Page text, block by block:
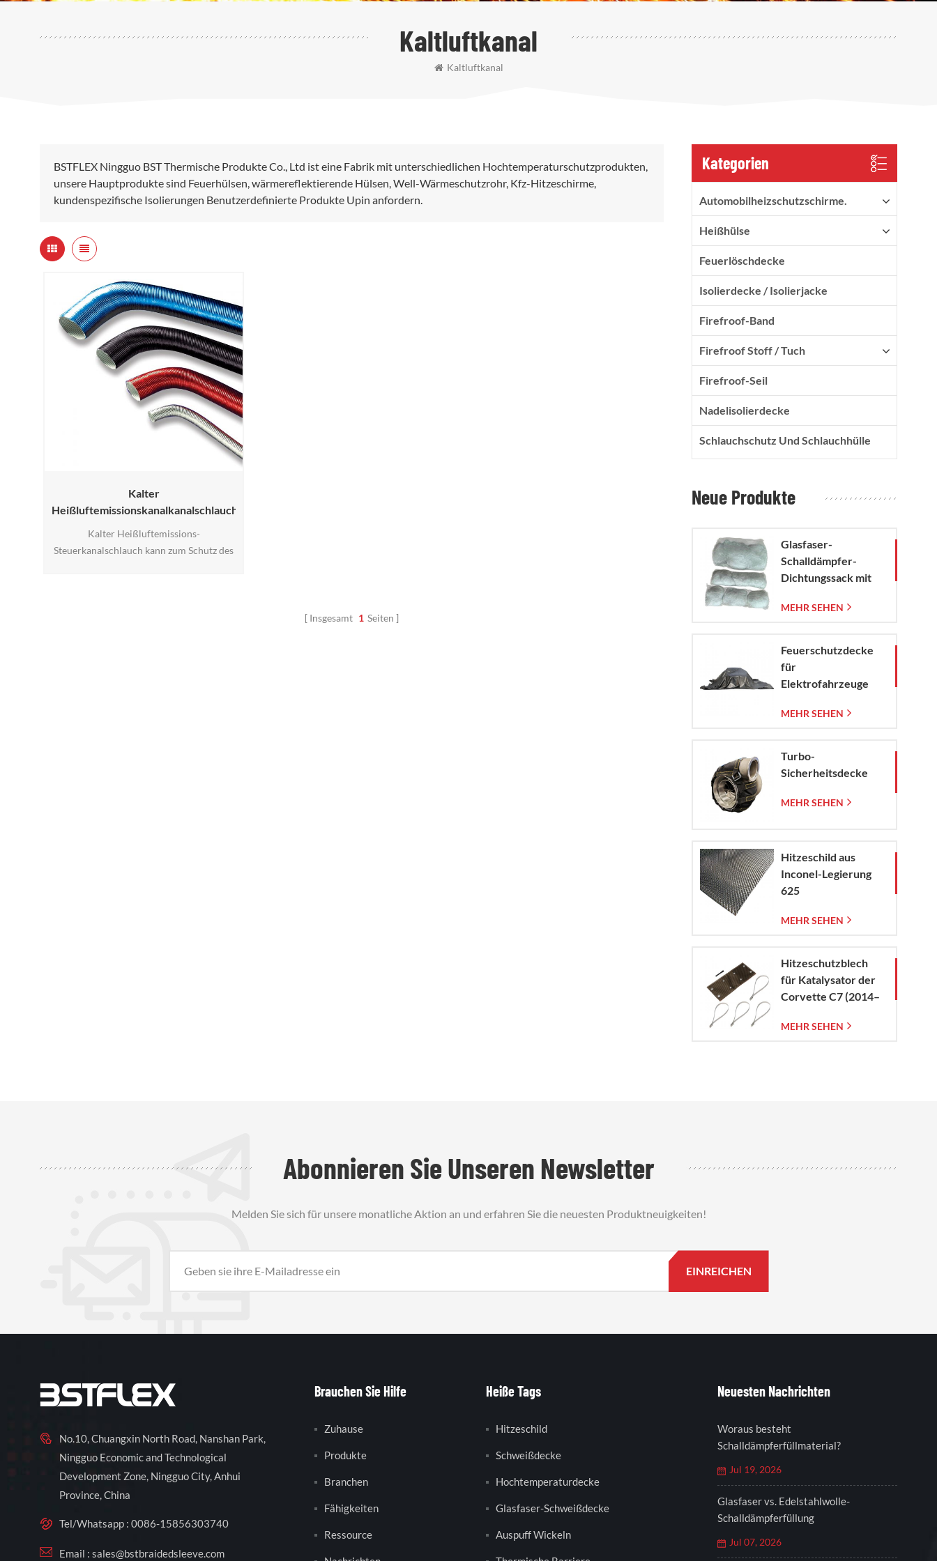
Kaltluftkanal
Kaltluftkanal
BSTFLEX Ningguo BST Thermische Produkte Co., Ltd ist eine Fabrik mit unterschiedlichen Hochtemperaturschutzprodukten,
unsere Hauptprodukte sind Feuerhülsen, wärmereflektierende Hülsen, Well-Wärmeschutzrohr, Kfz-Hitzeschirme,
kundenspezifische Isolierungen Benutzerdefinierte Produkte Upin anfordern.
Kalter
Heißluftemissionskanalkanalschlauch
Kalter Heißluftemissions-
Steuerkanalschlauch kann zum Schutz des
Insgesamt 1 Seiten
Kategorien
Automobilheizschutzschirme.
Heißhülse
Feuerlöschdecke
Isolierdecke / Isolierjacke
Firefroof-Band
Firefroof Stoff / Tuch
Firefroof-Seil
Nadelisolierdecke
Schlauchschutz Und Schlauchhülle
Neue Produkte
Glasfaser-
Schalldämpfer-
Dichtungssack mit
Glasfasernetzbeutel
MEHR SEHEN
Feuerschutzdecke
für
Elektrofahrzeuge
Brandbekämpfung in
Pkw.
MEHR SEHEN
Turbo-
Sicherheitsdecke
MEHR SEHEN
Hitzeschild aus
Inconel-Legierung
625
MEHR SEHEN
Hitzeschutzblech
für Katalysator der
Corvette C7 (2014–
MEHR SEHEN
Abonnieren Sie Unseren Newsletter
Melden Sie sich für unsere monatliche Aktion an und erfahren Sie die neuesten Produktneuigkeiten!
No.10, Chuangxin North Road, Nanshan Park,
Ningguo Economic and Technological
Development Zone, Ningguo City, Anhui
Province, China
Tel/Whatsapp : 0086-15856303740
Email : sales@bstbraidedsleeve.com
Brauchen Sie Hilfe
Zuhause
Produkte
Branchen
Fähigkeiten
Ressource
Heiße Tags
Hitzeschild
Schweißdecke
Hochtemperaturdecke
Glasfaser-Schweißdecke
Auspuff Wickeln
Neuesten Nachrichten
Woraus besteht
Schalldämpferfüllmaterial?
Jul 19, 2026
Glasfaser vs. Edelstahlwolle-
Schalldämpferfüllung
Jul 07, 2026